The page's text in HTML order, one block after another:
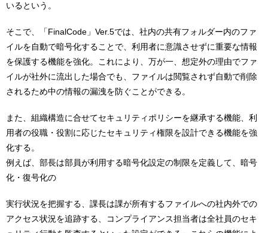
いるという。
そこで、「FinalCode」Ver.5では、社内の共有フォルダー内のファ
イルを自動で暗号化することで、利用者に意識させずに重要な情報
を保護する機能を強化。これにより、万が一、想定外の理由でファ
イルが社外に流出した場合でも、ファイルは閲覧されず自動で削除
されるため中の情報の漏洩を防ぐことができる。
また、組織構造に合せてセキュリティポリシーを継承する機能、利
用者の役職・役割に応じたセキュリティ権限を設計できる機能を強
化する。
例えば、部長は部員が利用する暗号化設定の制限を定義して、暗号
化・復号化の
実行状況を把握する、課長は課が所有するファイルへの社内外での
アクセス状況を追跡する、コンプライアンス担当者は全社員のセキ